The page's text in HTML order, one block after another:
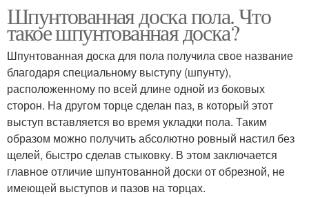
Шпунтованная доска пола. Что
такое шпунтованная доска?
Шпунтованная доска для пола получила свое название
благодаря специальному выступу (шпунту),
расположенному по всей длине одной из боковых
сторон. На другом торце сделан паз, в который этот
выступ вставляется во время укладки пола. Таким
образом можно получить абсолютно ровный настил без
щелей, быстро сделав стыковку. В этом заключается
главное отличие шпунтованной доски от обрезной, не
имеющей выступов и пазов на торцах.